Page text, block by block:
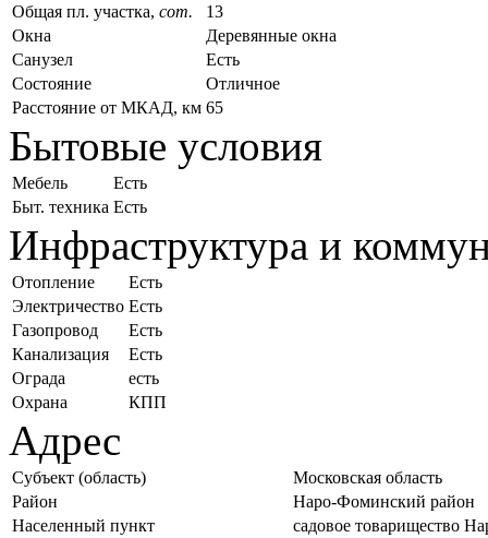
Общая пл. участка, сот.
13
Окна
Деревянные окна
Санузел
Есть
Состояние
Отличное
Расстояние от МКАД, км 65
Бытовые условия
Мебель
Есть
Быт. техника Есть
Инфраструктура и
Отопление
Есть
Электричество Есть
Газопровод
Есть
Канализация
Есть
Ограда
есть
Охрана
КПП
Адрес
Субъект (область)
Московская область
Район
Наро-Фоминский район
Населенный пункт
садовое товарищество